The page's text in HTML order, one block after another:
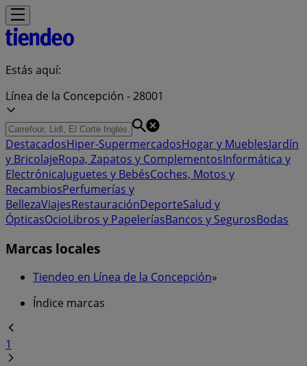
Estás aquí:
Línea de la Concepción - 28001
DestacadosHiper-SupermercadosHogar y MueblesJardín
y BricolajeRopa, Zapatos y ComplementosInformática y
ElectrónicaJuguetes y BebésCoches, Motos y
RecambiosPerfumerías y
BellezaViajesRestauraciónDeporteSalud y
ÓpticasOcioLibros y PapeleríasBancos y SegurosBodas
Marcas locales
Tiendeo en Línea de la Concepción»
Índice marcas
1